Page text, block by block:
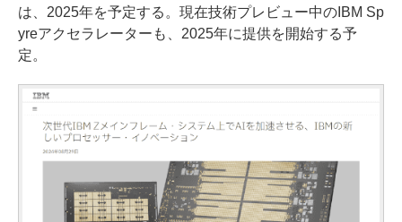
は、2025年を予定する。現在技術プレビュー中のIBM Sp
yreアクセラレーターも、2025年に提供を開始する予
定。